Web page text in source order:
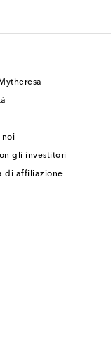
noi
gli investitori
di affiliazione